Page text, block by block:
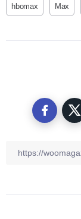
hbomax Max